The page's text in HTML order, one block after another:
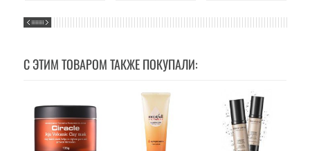
С ЭТИМ ТОВАРОМ ТАКЖЕ ПОКУПАЛИ: